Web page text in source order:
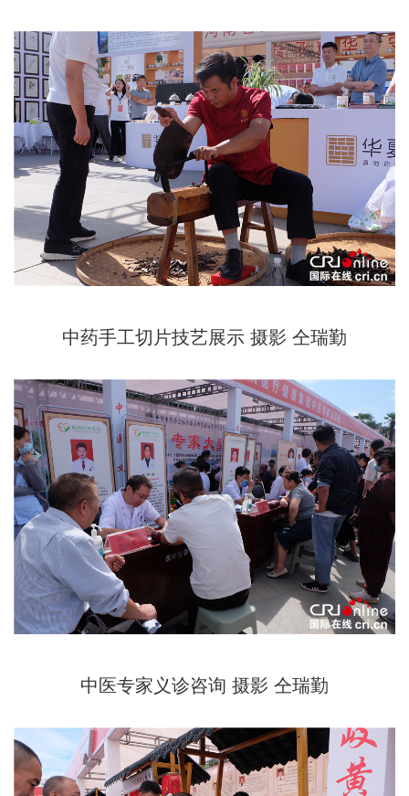
中药手工切片技艺展示 摄影 仝瑞勤
中医专家义诊咨询 摄影 仝瑞勤